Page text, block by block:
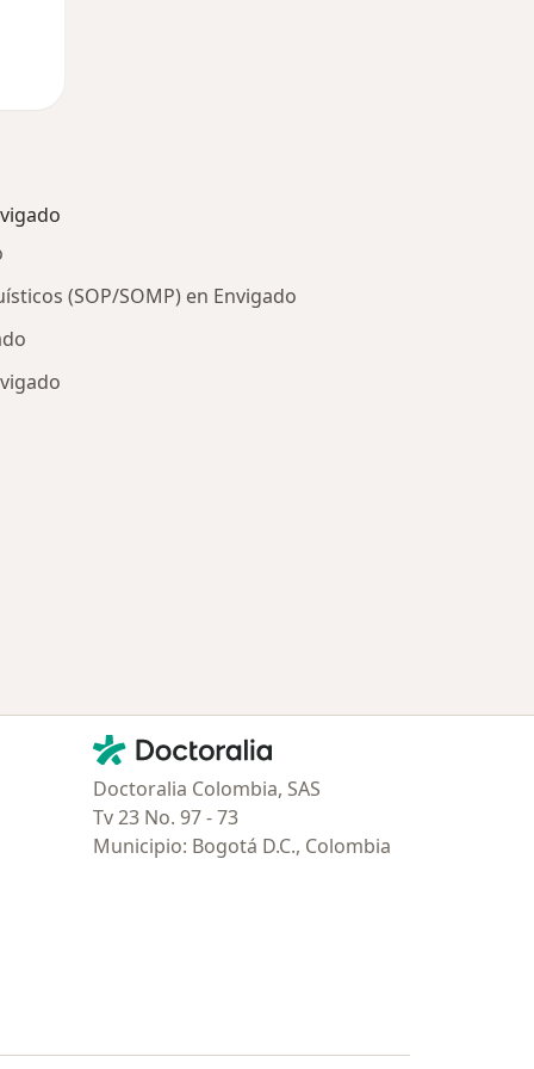
(SOP/SOMP) en Envigado
Contacto
Doctoralia - Página de inicio
Doctoralia Colombia, SAS
Tv 23 No. 97 - 73
Municipio: Bogotá D.C., Colombia